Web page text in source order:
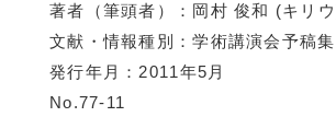
著者（筆頭者）
岡村 俊和 (キリ
文献・情報種別
学術講演会予稿集
発行年月
2011年5月
No.77-11